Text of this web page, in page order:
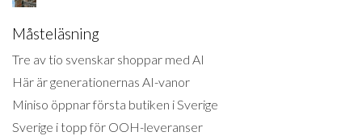
Måsteläsning
Tre av tio svenskar shoppar med AI
Här är generationernas AI-vanor
Miniso öppnar första butiken i Sverige
Sverige i topp för OOH-leveranser